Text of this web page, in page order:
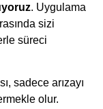
. Uygulama
sizi
süreci
sadece arızayı
olur.